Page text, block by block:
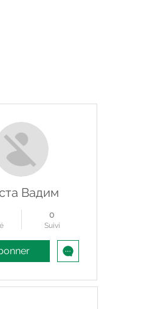
Вадим
0
Suivi